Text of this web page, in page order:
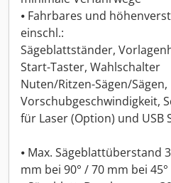
⦁ Fahrbares und
einschl.:
Sägeblattständer,
Start-Taster, Wahlschalter
Nuten/Ritzen-Sägen/
Vorschubgeschwindigkeit,
für Laser (Option) und USB
⦁ Max. Sägeblattüberstand
mm bei 90° / 70 mm bei 45°